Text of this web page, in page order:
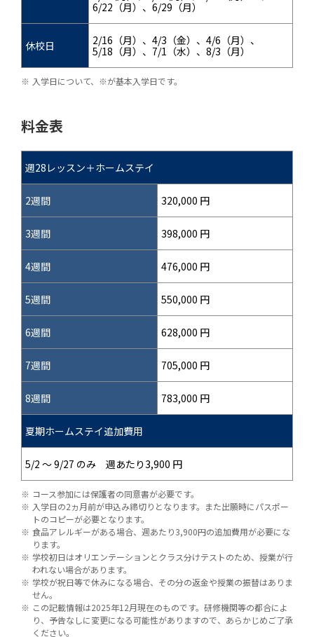
6/22（月）、6/29（月）
休校日
2/16（月）、4/3（金）、4/6（月）、
5/18（月）、7/1（水）、8/3（月）
入学日について、※が基本入学日です。
料金表
週28レッスン＋ホームステイ
2週間 320,000 円
3週間 398,000 円
4週間 476,000 円
5週間 550,000 円
6週間 628,000 円
7週間 705,000 円
8週間 783,000 円
夏期ホームステイ追加費用
5/2 ～ 9/27 のみ 週あたり3,900 円
コース参加には保護者の同意書が必要です。
入学日の2ヵ月前が申込み締切りとなります。また出願時にパスポー
トのコピーが必要となります。
食品アレルギーがある場合、週あたり3,900円の追加費用が必要にな
ります。
学校初日はオリエンテーションとクラス分けテストのため、授業が行
われない場合があります。
学校が祝日等で休みになる場合、その分の返金や授業の振替はありま
せん。
この記載情報は2025年12月現在のものです。研修機関等の都合によ
り、予告なしに変更になる可能性がありますので、あらかじめご了承
ください。